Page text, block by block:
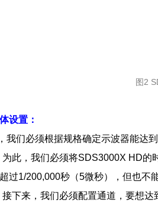
图2
设置：
我们必须根据规格确定示波器能达
为此，我们必须将SDS3000X HD
过1/200,000秒（5微秒），但也不
接下来，我们必须配置通道，要想